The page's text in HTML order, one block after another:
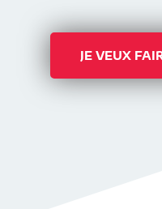
JE VEUX